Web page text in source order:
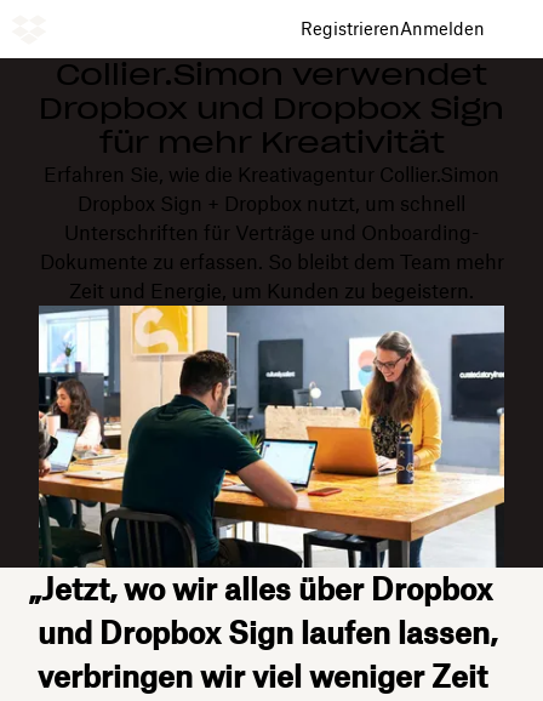
RegistrierenAnmelden
Collier.Simon verwendet
Dropbox und Dropbox Sign
für mehr Kreativität
Erfahren Sie, wie die Kreativagentur Collier.Simon
Dropbox Sign + Dropbox nutzt, um schnell
Unterschriften für Verträge und Onboarding-
Dokumente zu erfassen. So bleibt dem Team mehr
Zeit und Energie, um Kunden zu begeistern.
„Jetzt, wo wir alles über Dropbox
und Dropbox Sign laufen lassen,
verbringen wir viel weniger Zeit